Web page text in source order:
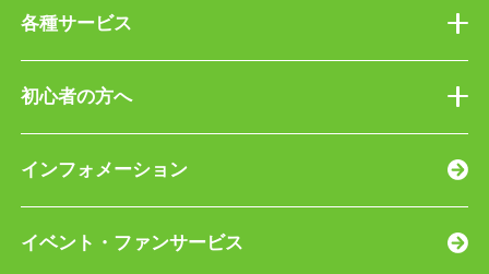
各種サービス
初心者の方へ
インフォメーション
イベント・ファンサービス